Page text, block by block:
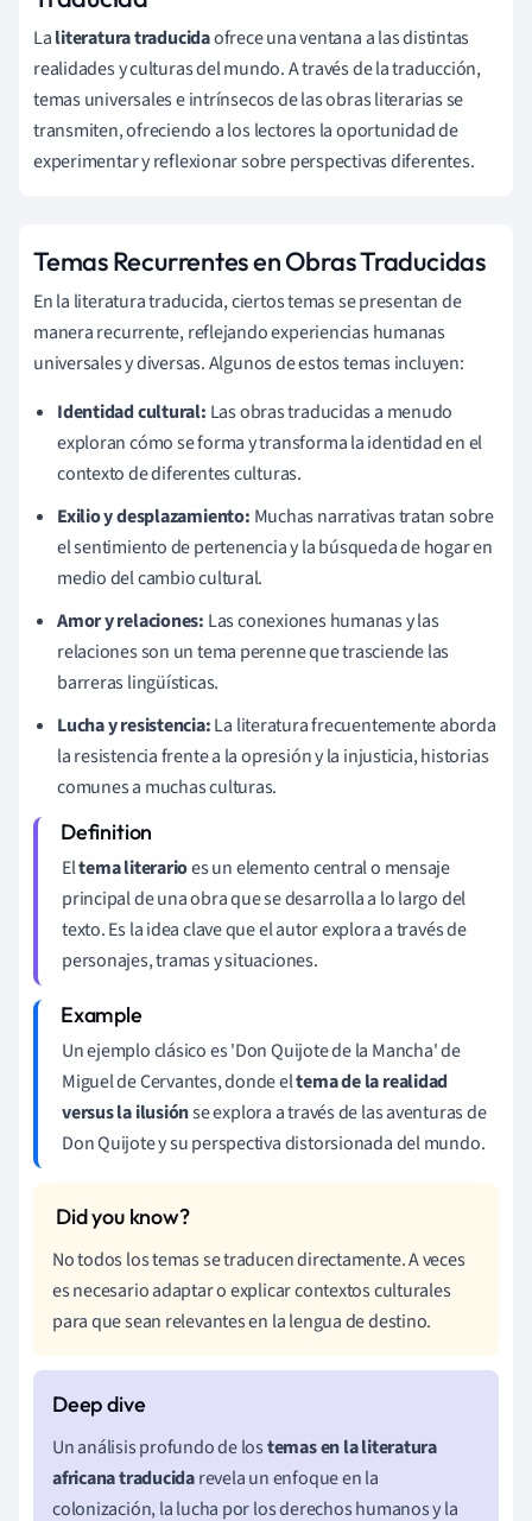
Laliteratura traducidaofrece una ventana a las distintas
realidades y culturas del mundo. A través de la traducción,
temas universales e intrínsecos de las obras literarias se
transmiten, ofreciendo a los lectores la oportunidad de
experimentar y reflexionar sobre perspectivas diferentes.
Temas Recurrentes en Obras Traducidas
En la literatura traducida, ciertos temas se presentan de
manera recurrente, reflejando experiencias humanas
universales y diversas. Algunos de estos temas incluyen:
Identidad cultural: Las obras traducidas a menudo
exploran cómo se forma y transforma la identidad en el
contexto de diferentes culturas.
Exilio y desplazamiento: Muchas narrativas tratan sobre
el sentimiento de pertenencia y la búsqueda de hogar en
medio del cambio cultural.
Amor y relaciones: Las conexiones humanas y las
relaciones son un tema perenne que trasciende las
barreras lingüísticas.
Lucha y resistencia:La literatura frecuentemente aborda
la resistencia frente a la opresión y la injusticia, historias
comunes a muchas culturas.
Eltema literarioes un elemento central o mensaje
principal de una obra que se desarrolla a lo largo del
texto. Es la idea clave que el autor explora a través de
personajes, tramas y situaciones.
Un ejemplo clásico es 'Don Quijote de la Mancha' de
Miguel de Cervantes, donde eltema de la realidad
versus la ilusiónse explora a través de las aventuras de
Don Quijote y su perspectiva distorsionada del mundo.
No todos los temas se traducen directamente. A veces
es necesario adaptar o explicar contextos culturales
para que sean relevantes en la lengua de destino.
Un análisis profundo de lostemas en la literatura
africana traducidarevela un enfoque en la
colonización, la lucha por los derechos humanos y la